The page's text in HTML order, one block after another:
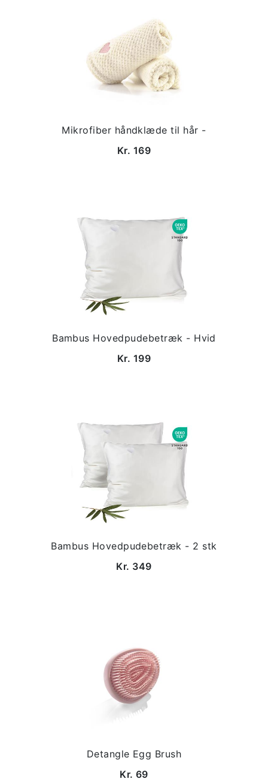
Mikrofiber håndklæde til hår -
Kr. 169
Bambus Hovedpudebetræk - Hvid
Kr. 199
Bambus Hovedpudebetræk - 2 stk
Kr. 349
Detangle Egg Brush
Kr. 69